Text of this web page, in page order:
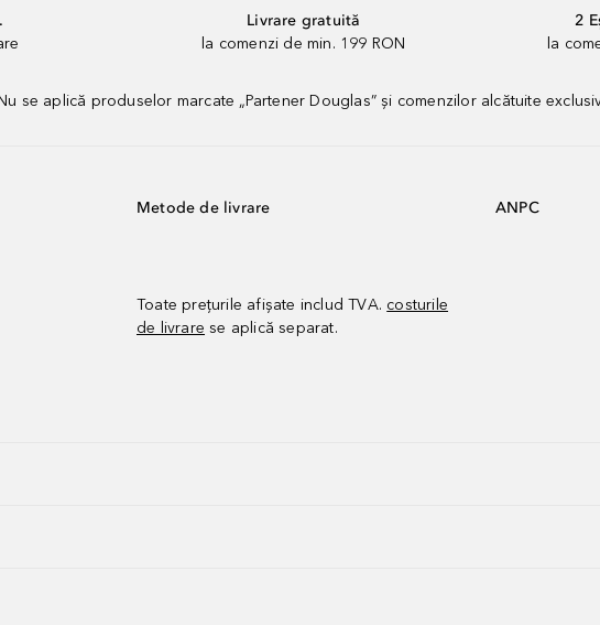
Livrare gratuită
la comenzi de min. 199 RON
2
la
se aplică produselor marcate „Partener Douglas” și comenzilor alcătuite
Metode de livrare
Toate prețurile afișate includ TVA. costurile
de livrare se aplică separat.
ANPC